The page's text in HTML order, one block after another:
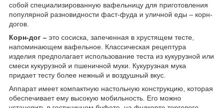
собой специализированную вафельницу для приготовления
популярной разновидности фаст-фуда и уличной еды – корн-
догов.
Корн-дог – это сосиска, запеченная в хрустящем тесте,
напоминающем вафельное. Классическая рецептура
изделия предполагает использование теста из кукурузной или
смеси кукурузной и пшеничной муки. Кукурузная мука
придает тесту более нежный и воздушный вкус.
Аппарат имеет компактную настольную конструкцию, которая
обеспечивает ему высокую мобильность. Его можно